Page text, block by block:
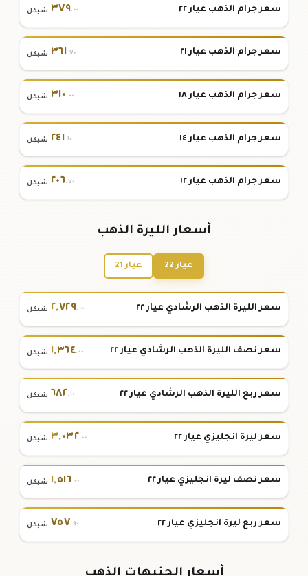
سعر جرام الذهب عيار ٢٢ ٣٧٩.٠٠ شيكل
سعر جرام الذهب عيار ٢١ ٣٦١.٧٠ شيكل
سعر جرام الذهب عيار ١٨ ٣١٠.٠٠ شيكل
سعر جرام الذهب عيار ١٤ ٢٤١.١٠ شيكل
سعر جرام الذهب عيار ١٢ ٢٠٦.٧٠ شيكل
أسعار الليرة الذهب
عيار 22 عيار 21
سعر الليرة الذهب الرشادي عيار ٢٢ ٢,٧٢٩.٠٠ شيكل
سعر نصف الليرة الذهب الرشادي عيار ٢٢ ١,٣٦٤.٠٠ شيكل
سعر ربع الليرة الذهب الرشادي عيار ٢٢ ٦٨٢.١٠ شيكل
سعر ليرة انجليزي عيار ٢٢ ٣,٠٣٢.٠٠ شيكل
سعر نصف ليرة انجليزي عيار ٢٢ ١,٥١٦.٠٠ شيكل
سعر ربع ليرة انجليزي عيار ٢٢ ٧٥٧.٩٠ شيكل